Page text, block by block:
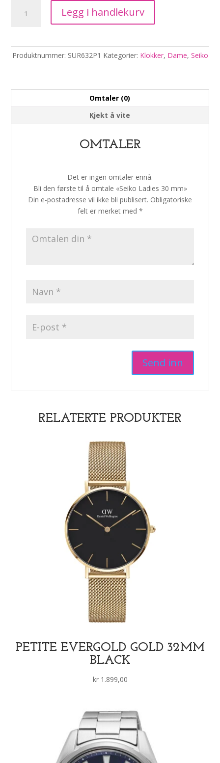
Ladies
antall
Legg i handlekurv
Produktnummer: SUR632P1 Kategorier: Klokker, Dame, Seiko
Omtaler (0)
Kjekt å vite
OMTALER
Det er ingen omtaler ennå.
Bli den første til å omtale «Seiko Ladies 30 mm»
Din e-postadresse vil ikke bli publisert. Obligatoriske
felt er merket med *
RELATERTE PRODUKTER
PETITE EVERGOLD GOLD 32MM
BLACK
kr1.899,00